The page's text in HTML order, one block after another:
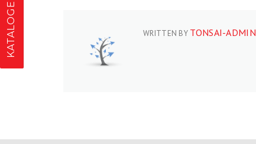
WRITTEN BY TONSAI-ADMIN
KATALOGE